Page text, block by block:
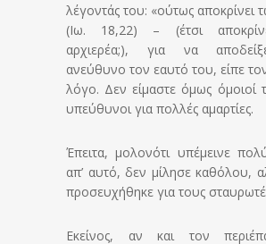
λέγοντάς του: «ούτως αποκρίνει
(Ιω. 18,22) – (έτσι
αρχιερέα;), για να
ανεύθυνο τον εαυτό του, είπε
λόγο. Δεν είμαστε όμως όμοιοί
υπεύθυνοι για πολλές αμαρτίες.
Έπειτα, μολονότι υπέμεινε
απ’ αυτό, δεν μίλησε καθόλου,
προσευχήθηκε για τους
Εκείνος, αν και τον